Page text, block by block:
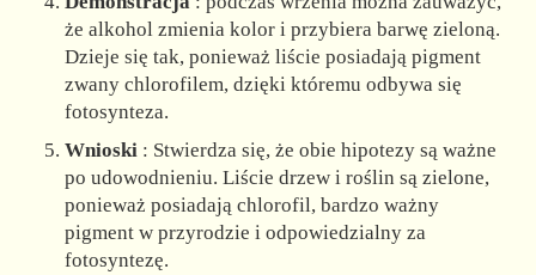
że alkohol zmienia kolor i przybiera barwę zieloną.
Dzieje się tak, ponieważ liście posiadają pigment
zwany chlorofilem, dzięki któremu odbywa się
fotosynteza.
Wnioski : Stwierdza się, że obie hipotezy są ważne
po udowodnieniu. Liście drzew i roślin są zielone,
ponieważ posiadają chlorofil, bardzo ważny
pigment w przyrodzie i odpowiedzialny za
fotosyntezę.